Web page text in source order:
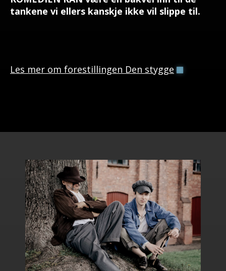
tankene vi ellers kanskje ikke vil slippe til.
Les mer om forestillingen Den stygge